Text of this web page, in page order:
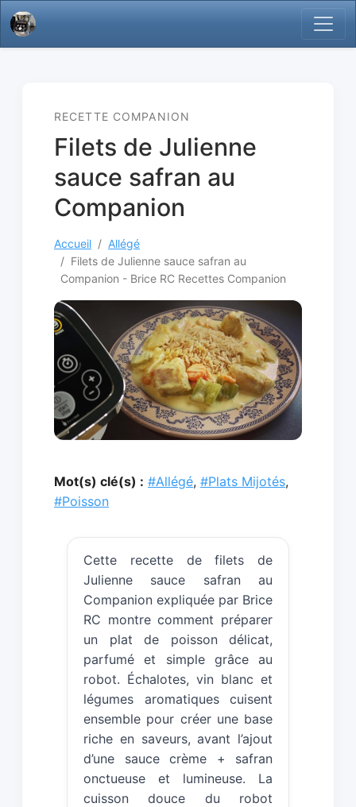
RECETTE COMPANION
Filets de Julienne
sauce safran au
Companion
Accueil
Allégé
Filets de Julienne sauce safran au
Companion - Brice RC Recettes Companion
Mot(s) clé(s) : #Allégé, #Plats Mijotés,
#Poisson
Cette recette de filets de
Julienne sauce safran au
Companion expliquée par Brice
RC montre comment préparer
un plat de poisson délicat,
parfumé et simple grâce au
robot. Échalotes, vin blanc et
légumes aromatiques cuisent
ensemble pour créer une base
riche en saveurs, avant l’ajout
d’une sauce crème + safran
onctueuse et lumineuse. La
cuisson douce du robot